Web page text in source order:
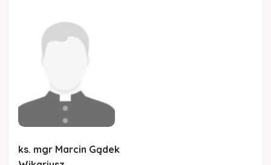
ks. mgr Marcin Gądek